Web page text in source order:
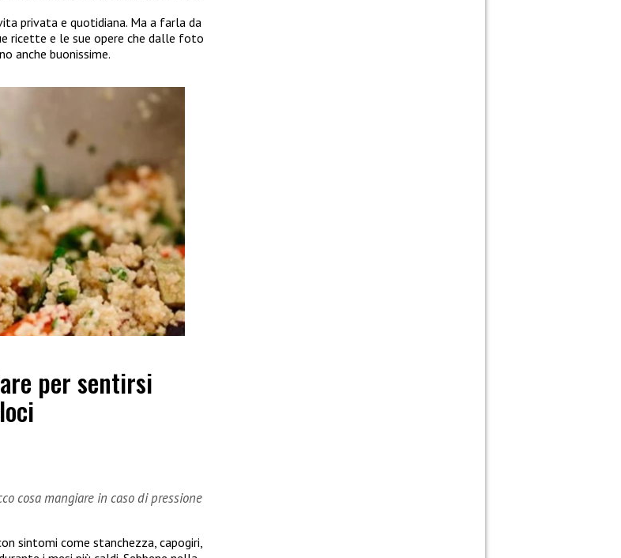
privata e quotidiana. Ma a farla da
ricette e le sue opere che dalle foto
anche buonissime.
per sentirsi
cosa mangiare in caso di pressione
sintomi come stanchezza, capogiri,